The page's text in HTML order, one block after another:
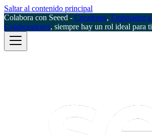
Saltar al contenido principal
Colabora con Seeed - Creadores, Embajador/
Colaboradores, siempre hay un rol ideal para